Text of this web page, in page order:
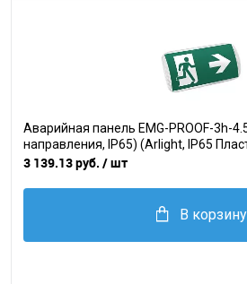
Аварийная панель EMG-PROOF-3h-
направления, IP65) (Arlight, IP65
3 139.13 руб. / шт
В корзину